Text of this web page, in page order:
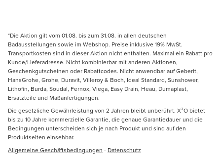
*Die Aktion gilt vom 01.08. bis zum 31.08. in allen deutschen
Badausstellungen sowie im Webshop. Preise inklusive 19% MwSt.
Transportkosten sind in dieser Aktion nicht enthalten. Maximal ein Rabatt pro
Kunde/Lieferadresse. Nicht kombinierbar mit anderen Aktionen,
Geschenkgutscheinen oder Rabattcodes. Nicht anwendbar auf Geberit,
HansGrohe, Grohe, Duravit, Villeroy & Boch, Ideal Standard, Sunshower,
Lithofin, Burda, Soudal, Fernox, Viega, Easy Drain, Heau, Dumaplast,
Ersatzteile und Maßanfertigungen.
Die gesetzliche Gewährleistung von 2 Jahren bleibt unberührt. X²O bietet
bis zu 10 Jahre kommerzielle Garantie, die genaue Garantiedauer und die
Bedingungen unterscheiden sich je nach Produkt und sind auf den
Produktseiten einsehbar.
Allgemeine Geschäftsbedingungen - Datenschutz